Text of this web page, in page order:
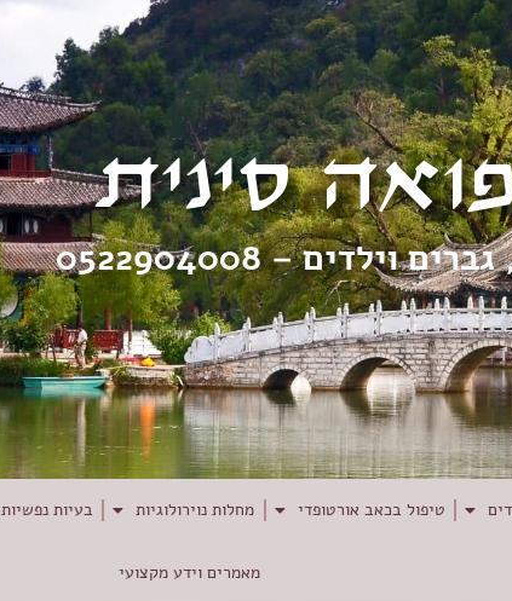
סינית
וילדים –0522904008
טיפול בכאב אורטופדי מחלות נוירולוגיות בעיות נפשיות
מאמרים וידע מקצועי